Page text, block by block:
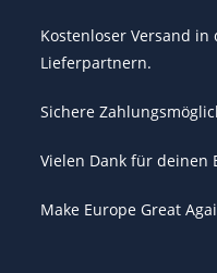
Kostenloser Versand in
Lieferpartnern.
Sichere
Vielen Dank für deinen
Make Europe Great